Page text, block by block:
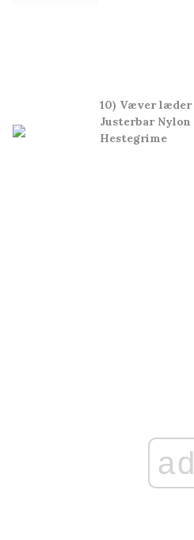
10) Væver læder
Justerbar Nylon
Hestegrime
ad